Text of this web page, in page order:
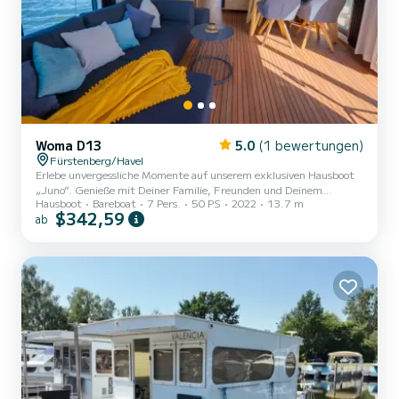
Woma D13 5.0 (1 bewertungen)
Fürstenberg/Havel
Erlebe unvergessliche Momente auf unserem exklusiven Hausboot
„Juno“. Genieße mit Deiner Familie, Freunden und Deinem
Vierbeiner die Zeit auf unserem modernen und exklusiven Hausboot
„Juno“. Ob auf der großen möblierten Dachterrasse mit
– lass einfach den stressigen Alltag hinter Dir. Mit bis zu 6
Personen kannst Du führerscheinfrei auf unserem Hausboot über
die beeindruckenden Ge...
Hausboot Bareboat 7 Pers. 50 PS 2022 13.7 m
ab $342,59